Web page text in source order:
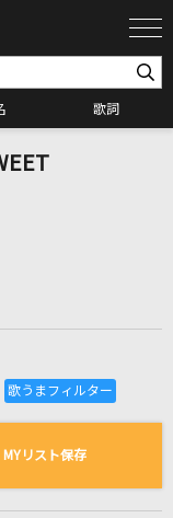
歌詞
の一覧
MYリスト保存